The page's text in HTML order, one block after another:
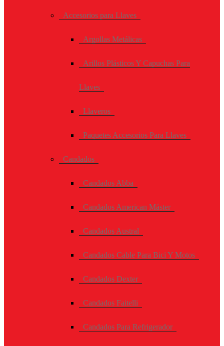
Accesorios para Llaves
Argollas Metálicas
Arillos Plásticos Y Capuchas Para
Llaves
Llaveros
Paquetes Accesorios Para Llaves
Candados
Candados Abba
Candados American Máster
Candados Austral
Candados Cable Para Bici Y Motos
Candados Dexter
Candados Faitelli
Candados Para Refrigerador